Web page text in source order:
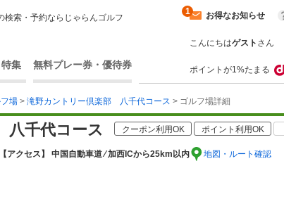
検索・予約ならじゃらんゴルフ
集 無料プレー券・優待券
お得なお知らせ
1
こんにちはゲスト さん
ポイントが1%たまる
場 > 滝野カントリー倶楽部 八千代コース > ゴルフ場詳細
千代コース クーポン利用OK ポイント利用OK
【アクセス】 中国自動車道 ⁄ 加西ICから25km以内 地図・ルート確認